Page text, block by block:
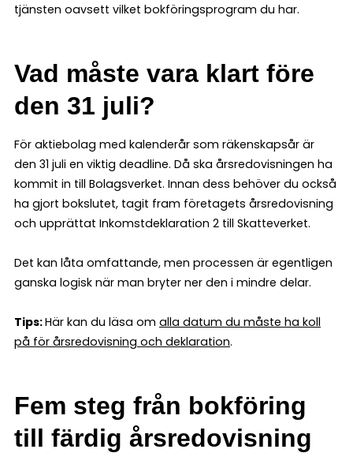
tjänsten oavsett vilket bokföringsprogram du har.
Vad måste vara klart före
den 31 juli?
För aktiebolag med kalenderår som räkenskapsår är
den 31 juli en viktig deadline. Då ska årsredovisningen ha
kommit in till Bolagsverket. Innan dess behöver du också
ha gjort bokslutet, tagit fram företagets årsredovisning
och upprättat Inkomstdeklaration 2 till Skatteverket.
Det kan låta omfattande, men processen är egentligen
ganska logisk när man bryter ner den i mindre delar.
Tips:Här kan du läsa om alla datum du måste ha koll
på för årsredovisning och deklaration.
Fem steg från bokföring
till färdig årsredovisning